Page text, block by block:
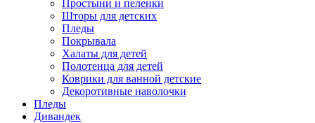
Простыни и пеленки
Шторы для детских
Пледы
Покрывала
Халаты для детей
Полотенца для детей
Коврики для ванной детские
Декоротивные наволочки
Пледы
Дивандек